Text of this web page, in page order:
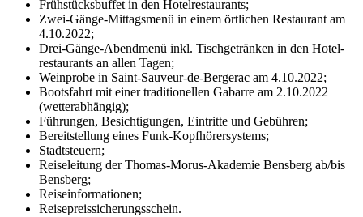
Frühstücksbuffet in den Hotel­restaurants;
Zwei-Gänge-Mittagsmenü in einem örtlichen Restaurant am
4.10.2022;
Drei-Gänge-Abendmenü inkl. Tischgetränken in den Hotel­
restaurants an allen Tagen;
Weinprobe in Saint-Sauveur-de-Bergerac am 4.10.2022;
Bootsfahrt mit einer traditionellen Gabarre am 2.10.2022
(wetterabhängig);
Führungen, Besichtigungen, Eintritte und Gebühren;
Bereitstellung eines Funk-Kopfhörersystems;
Stadtsteuern;
Reiseleitung der Thomas-Morus-Akademie Bensberg ab/bis
Bensberg;
Reiseinformationen;
Reisepreissicherungsschein.